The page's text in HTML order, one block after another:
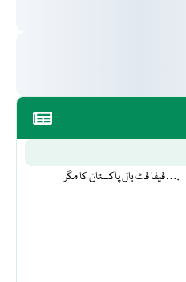
فیفا فٹ بال پاکستان کا مگر….